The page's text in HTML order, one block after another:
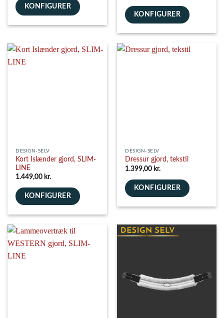
KONFIGURER
KONFIGURER
DESIGN-SELV
Kort Islænder gjord, SLIM-
LINE
1.449,00 kr.
KONFIGURER
DESIGN-SELV
Dressur gjord, tekstil
1.399,00 kr.
KONFIGURER